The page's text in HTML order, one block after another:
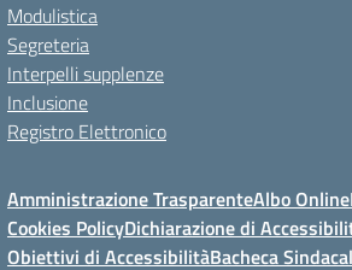
Modulistica
Segreteria
Interpelli supplenze
Inclusione
Registro Elettronico
Amministrazione TrasparenteAlbo Online
Cookies PolicyDichiarazione di
Obiettivi di AccessibilitàBacheca